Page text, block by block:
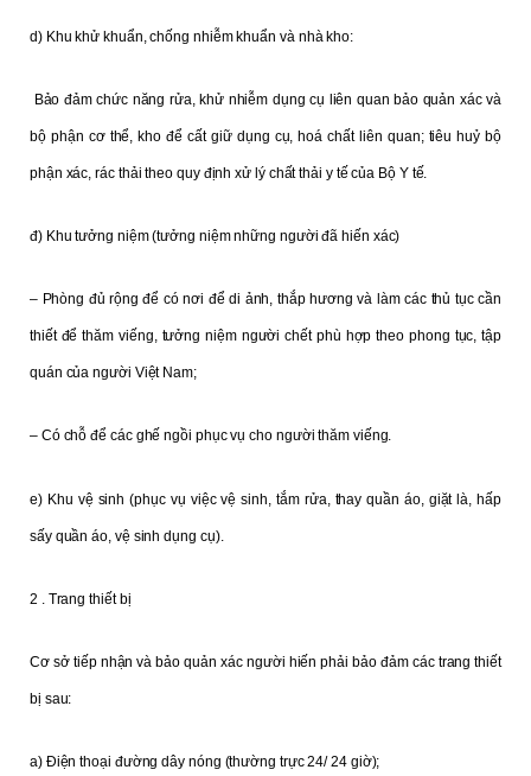
d) Khu khử khuẩn, chống nhiễm khuẩn và nhà kho:
Bảo đảm chức năng rửa, khử nhiễm dụng cụ liên quan bảo quản xác và
bộ phận cơ thể, kho để cất giữ dụng cụ, hoá chất liên quan; tiêu huỷ bộ
phận xác, rác thải theo quy định xử lý chất thải y tế của Bộ Y tế.
đ) Khu tưởng niệm (tưởng niệm những người đã hiến xác)
– Phòng đủ rộng để có nơi để di ảnh, thắp hương và làm các thủ tục cần
thiết để thăm viếng, tưởng niệm người chết phù hợp theo phong tục, tập
quán của người Việt Nam;
– Có chỗ để các ghế ngồi phục vụ cho người thăm viếng.
e) Khu vệ sinh (phục vụ việc vệ sinh, tắm rửa, thay quần áo, giặt là, hấp
sấy quần áo, vệ sinh dụng cụ).
2 . Trang thiết bị
Cơ sở tiếp nhận và bảo quản xác người hiến phải bảo đảm các trang thiết
bị sau:
a) Điện thoại đường dây nóng (thường trực 24/ 24 giờ);